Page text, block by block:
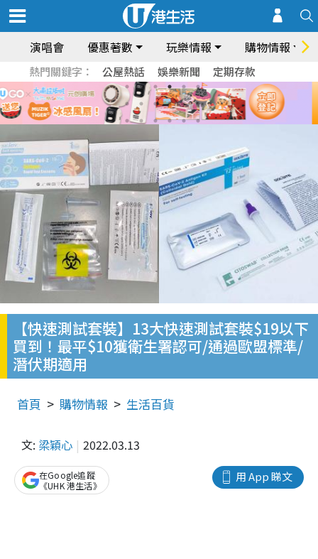
演唱會 優惠著數 玩樂情報 購物情報
熱門關鍵字： 公屋熱話 娛樂新聞 定期存款
【快速測試套裝】13大快速測試套裝$19以下
買到！最平$10獲衛生署認可/通過歐盟標準/
潛伏期適用
首頁 購物情報 生活百貨
文: 梁穎心 2022.03.13
用 App 睇文
在Google追蹤
《UHK 港生活》